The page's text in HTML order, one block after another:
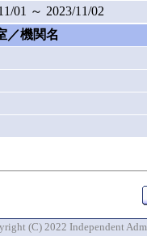
01 ～ 2023/11/02
／機関名
(C) 2022 Independent